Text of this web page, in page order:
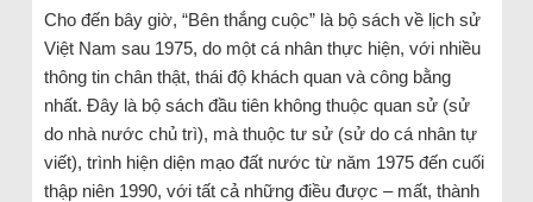
Cho đến bây giờ, “Bên thắng cuộc” là bộ sách về lịch sử
Việt Nam sau 1975, do một cá nhân thực hiện, với nhiều
thông tin chân thật, thái độ khách quan và công bằng
nhất. Đây là bộ sách đầu tiên không thuộc quan sử (sử
do nhà nước chủ trì), mà thuộc tư sử (sử do cá nhân tự
viết), trình hiện diện mạo đất nước từ năm 1975 đến cuối
thập niên 1990, với tất cả những điều được – mất, thành